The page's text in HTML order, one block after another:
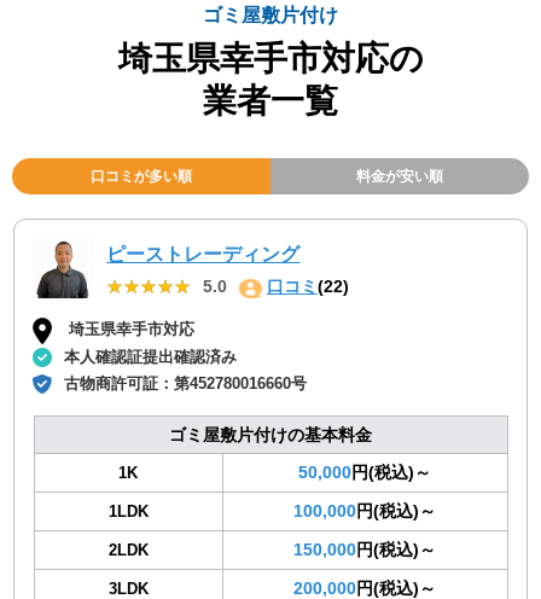
ゴミ屋敷片付け
埼玉県幸手市対応の
業者一覧
口コミが多い順 料金が安い順
ピーストレーディング
★★★★★
★★★★★ 5.0 口コミ(22)
埼玉県幸手市対応
本人確認証提出確認済み
古物商許可証：第452780016660号
ゴミ屋敷片付けの基本料金
1K 50,000円(税込)～
1LDK 100,000円(税込)～
2LDK 150,000円(税込)～
3LDK 200,000円(税込)～